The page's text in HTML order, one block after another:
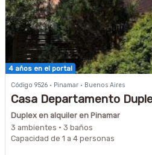
4 años en el portal
Código 9526 · Pinamar · Buenos Aires
Casa Departamento
Duplex en alquiler en Pinamar
3 ambientes · 3 baños
Capacidad de 1 a 4 personas